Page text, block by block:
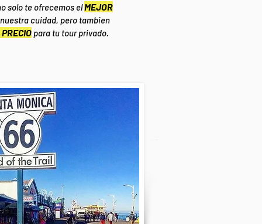
solo te ofrecemos elMEJOR
cuidad, pero tambien
para tu tour privado.